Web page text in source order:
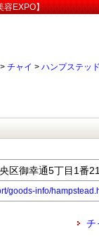
容EXPO】
> チャイ > ハンプステッ
区御幸通5丁目1番
goods-info/
チ